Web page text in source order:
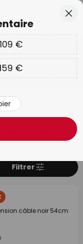
dès 159 €
LZF LAMPS
Filtrer
câble noir 54cm
€
€